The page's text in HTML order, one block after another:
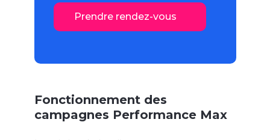
Prendre rendez-vous
Fonctionnement des
campagnes Performance Max